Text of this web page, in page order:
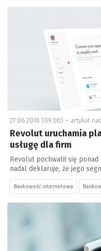
a
27.06.2018 (09:00) – artykuł
Revolut uruchamia
usługę dla firm
Revolut pochwalił się
nadal deklaruje, że jego
Bankowość internetowa
a